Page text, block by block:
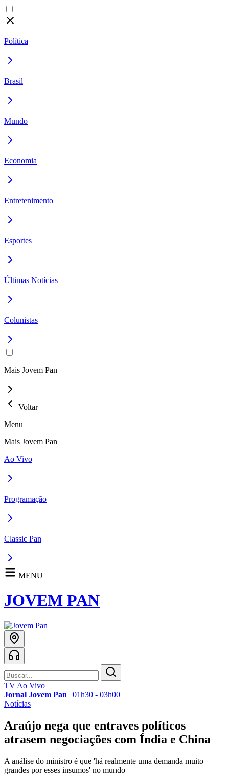
Política
Brasil
Mundo
Economia
Entretenimento
Esportes
Últimas Notícias
Colunistas
Mais Jovem Pan
Voltar
Menu
Mais Jovem Pan
Ao Vivo
Programação
Classic Pan
MENU
JOVEM PAN
TV Ao Vivo
Jornal Jovem Pan | 01h30 - 03h00
Notícias
Araújo nega que entraves políticos
atrasem negociações com Índia e China
A análise do ministro é que 'há realmente uma demanda muito
grandes por esses insumos' no mundo